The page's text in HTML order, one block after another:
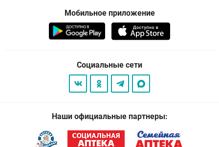
Мобильное приложение
Социальные сети
Наши официальные партнеры: